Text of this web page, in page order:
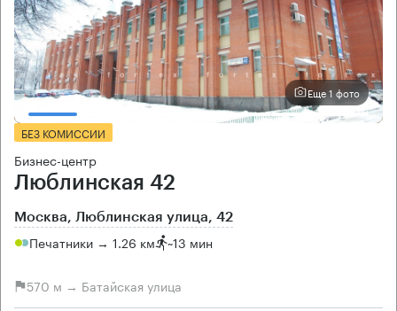
Еще 1 фото
БЕЗ КОМИССИИ
Бизнес-центр
Люблинская 42
Москва, Люблинская улица, 42
Печатники → 1.26 км ~13 мин
570 м → Батайская улица